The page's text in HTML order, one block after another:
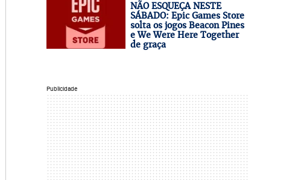
NÃO ESQUEÇA NESTE
SÁBADO: Epic Games Store
solta os jogos Beacon Pines
e We Were Here Together
de graça
Publicidade